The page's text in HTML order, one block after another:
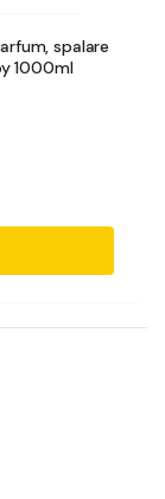
spalare
1000ml